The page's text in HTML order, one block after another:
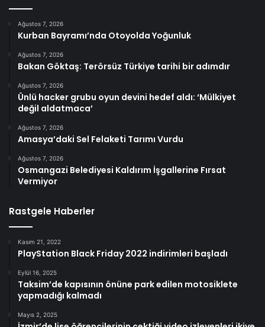
Ağustos 7, 2026
Kurban Bayramı’nda Otoyolda Yoğunluk
Ağustos 7, 2026
Bakan Göktaş: Terörsüz Türkiye tarihi bir adımdır
Ağustos 7, 2026
Ünlü hacker grubu oyun devini hedef aldı: ‘Mülkiyet
değil aldatmaca’
Ağustos 7, 2026
Amasya’daki Sel Felaketi Tarımı Vurdu
Ağustos 7, 2026
Osmangazi Belediyesi Kaldırım İşgallerine Fırsat
Vermiyor
Rastgele Haberler
Kasım 21, 2022
PlayStation Black Friday 2022 indirimleri başladı
Eylül 16, 2025
Taksim’de kapısının önüne park edilen motosiklete
yapmadığı kalmadı
Mayıs 2, 2025